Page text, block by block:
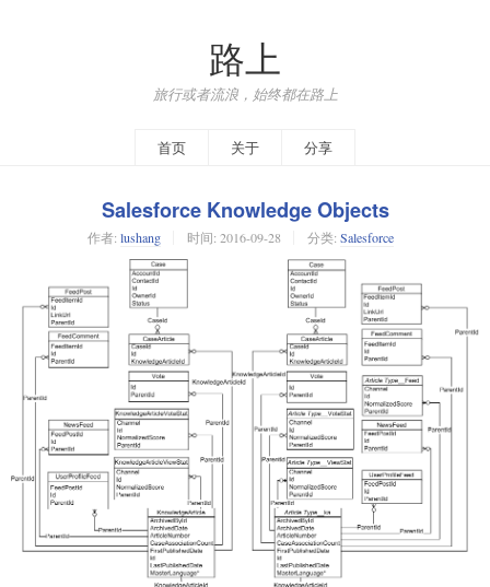
路上
旅行或者流浪，始终都在路上
首页 关于 分享
Salesforce Knowledge Objects
作者: lushang 时间: 2016-09-28 分类: Salesforce